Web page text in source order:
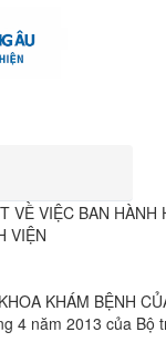
VỀ VIỆC BAN HÀNH
VIỆN
KHÁM BỆNH
4 năm 2013 của Bộ